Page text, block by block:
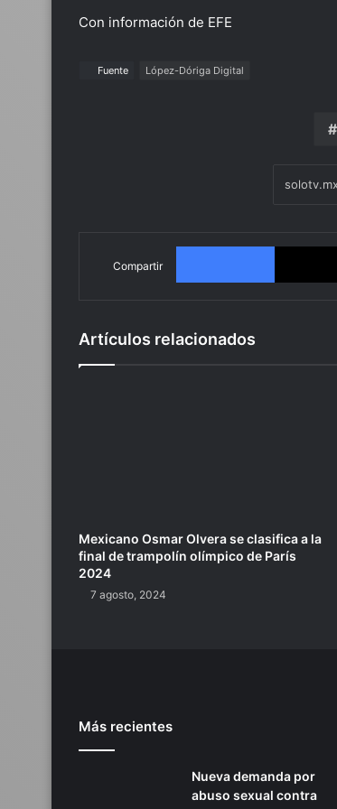
Con información de EFE
Fuente López-Dóriga Digital
Compartir
Facebook
Artículos relacionados
Mexicano Osmar Olvera se clasifica a la
final de trampolín olímpico de París
2024
7 agosto, 2024
Más recientes
Nueva demanda por
abuso sexual contra